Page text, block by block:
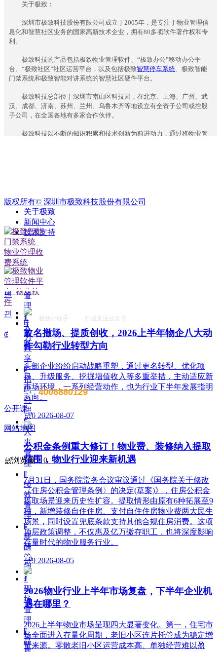
ꀉ
业
收
ꁹ
催
收
理
ꀉ
租
经
理
ꁹ
租
赁
管
理
ꁹ
合
同
管
理
ꀉ
人
力
共
享
ꁹ
招
聘
管
理
ꁹ
人
事
管
理
ꁹ
绩
效
管
理
ꁹ
薪
酬
管
理
ꀉ
现
场
管
理
ꁹ
品
关于极致：
深圳市极致科技股份有限公司成立于2005年，是专注于物业管理信
息化和智慧社区业务的国家高新技术企业，拥有80多项软件著作权和专
利。
极致科技的产品包括极致物业管理软件、“极致办公”移动办公平
台、“极致社区”社区运营平台，以及包括极致智慧停车系统 、极致智能
门禁系统和极致智能对讲系统的智慧社区硬件平台。
极致科技总部位于深圳市南山区科技园，在北京、上海、广州、武
汉、成都、济南、苏州、兰州、乌鲁木齐等地设立有全资子公司或控股
子公司，在全国各地有多家合作伙伴。
极致科技以不断的知识积累和技术创新为前进动力，通过将物业管
创建时间：2019-05-27
16:30
【相关文章推荐】
改名撤场、提质创收，2026上半年物企八大动
作勾勒行业转型方向
头部企业纷纷启动战略重塑，通过更名转型、优化项
目、升级服务、挖掘增值收入等多重举措，主动适应新
市场环境，一系列经营动作，也为行业下半年发展指明
方向。
넶0 2026-08-07
公积金条例重大修订！物业费、装修纳入提取
范围，物业行业迎来新机遇
7月31日，国务院常务会议审议通过《国务院关于修改
〈住房公积金管理条例〉的决定(草案)》，住房公积金
提取场景迎来历史性扩容。提取情形由原有6种拓展至9
种，新增装修自住住房、支付自住住房物业费两大民生
场景，同时设置兜底条款支持其他合规住房消费。这项
顶层政策调整，不仅惠及亿万缴存职工，也将深度影响
存量时代的物业服务行业。
넶9 2026-08-05
2026物业行业上半年市场复盘，下半年企业机
遇在哪里？
2026上半年物业市场呈现四大显著变化。第一，住宅市
场全面进入存量化周期，老旧小区连片托管成为稳定增
量来源。零散老旧小区运营成本高、单独经营难以盈
넶浏览量： 0
版权所有© 深圳市极致科技股份有限公司
关于极致
新闻中心
技术支持
极致小助手 扫描关注公众号
电
脑
版
售前电话：4008880129
售后电话：400 888 7266
公开课
网站地图
녠
끤
ꂅ